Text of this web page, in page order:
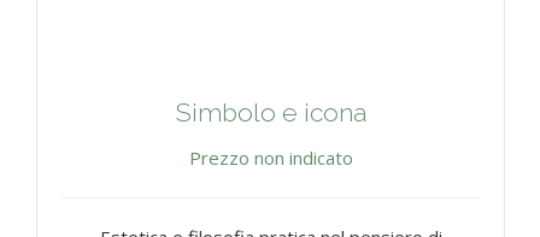
Simbolo e icona
Prezzo non indicato